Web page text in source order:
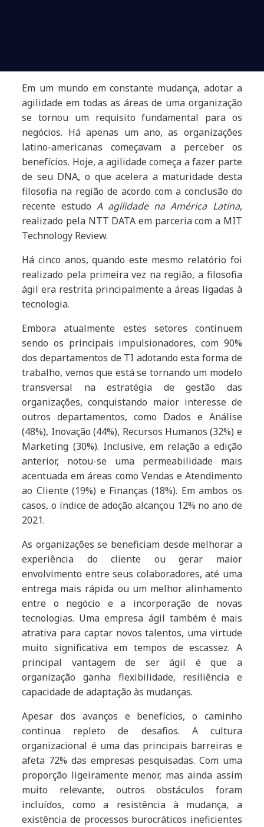
Em um mundo em constante mudança, adotar a
agilidade em todas as áreas de uma organização
se tornou um requisito fundamental para os
negócios. Há apenas um ano, as organizações
latino-americanas começavam a perceber os
benefícios. Hoje, a agilidade começa a fazer parte
de seu DNA, o que acelera a maturidade desta
filosofia na região de acordo com a conclusão do
recente estudo A agilidade na América Latina,
realizado pela NTT DATA em parceria com a MIT
Technology Review.
Há cinco anos, quando este mesmo relatório foi
realizado pela primeira vez na região, a filosofia
ágil era restrita principalmente a áreas ligadas à
tecnologia.
Embora atualmente estes setores continuem
sendo os principais impulsionadores, com 90%
dos departamentos de TI adotando esta forma de
trabalho, vemos que está se tornando um modelo
transversal na estratégia de gestão das
organizações, conquistando maior interesse de
outros departamentos, como Dados e Análise
(48%), Inovação (44%), Recursos Humanos (32%) e
Marketing (30%). Inclusive, em relação a edição
anterior, notou-se uma permeabilidade mais
acentuada em áreas como Vendas e Atendimento
ao Cliente (19%) e Finanças (18%). Em ambos os
casos, o índice de adoção alcançou 12% no ano de
2021.
As organizações se beneficiam desde melhorar a
experiência do cliente ou gerar maior
envolvimento entre seus colaboradores, até uma
entrega mais rápida ou um melhor alinhamento
entre o negócio e a incorporação de novas
tecnologias. Uma empresa ágil também é mais
atrativa para captar novos talentos, uma virtude
muito significativa em tempos de escassez. A
principal vantagem de ser ágil é que a
organização ganha flexibilidade, resiliência e
capacidade de adaptação às mudanças.
Apesar dos avanços e benefícios, o caminho
continua repleto de desafios. A cultura
organizacional é uma das principais barreiras e
afeta 72% das empresas pesquisadas. Com uma
proporção ligeiramente menor, mas ainda assim
muito relevante, outros obstáculos foram
incluídos, como a resistência à mudança, a
existência de processos burocráticos ineficientes